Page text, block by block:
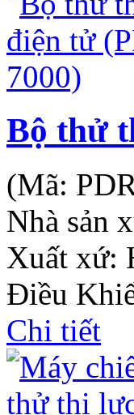
Bộ thử
(Mã:
Nhà sản
Xuất xứ:
Điều
Chi tiết